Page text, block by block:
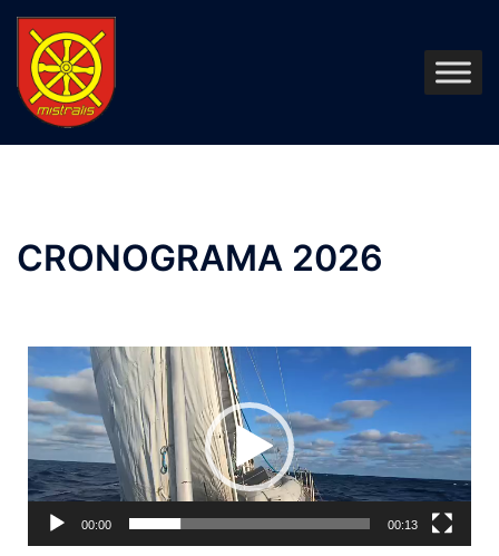
CRONOGRAMA 2026
Tocador
de
vídeo
00:00 00:13